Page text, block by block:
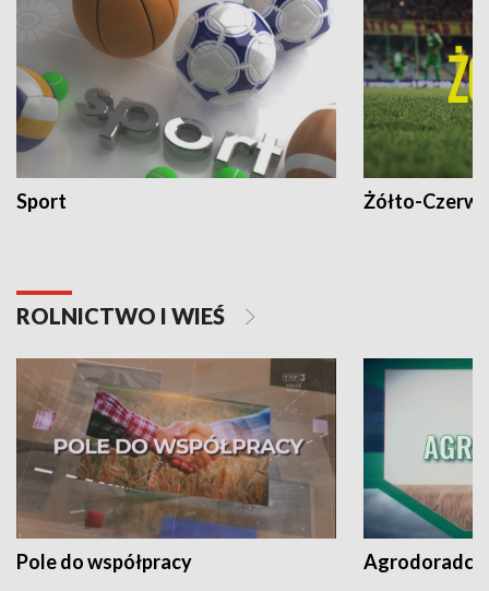
Sport Żółto-
ROLNICTWO I WIEŚ
Pole do współpracy Agrodoradcy